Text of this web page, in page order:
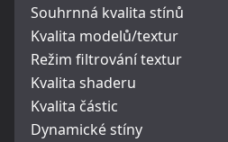
Souhrnná kvalita stínů
Kvalita modelů/textur
Režim filtrování textur
Kvalita shaderu
Kvalita částic
Dynamické stíny